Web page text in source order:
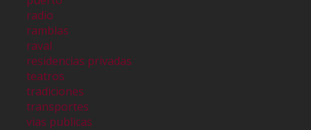
radio
ramblas
raval
residencias privadas
teatros
tradiciones
transportes
vias publicas